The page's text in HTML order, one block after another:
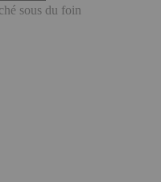
sous du foin